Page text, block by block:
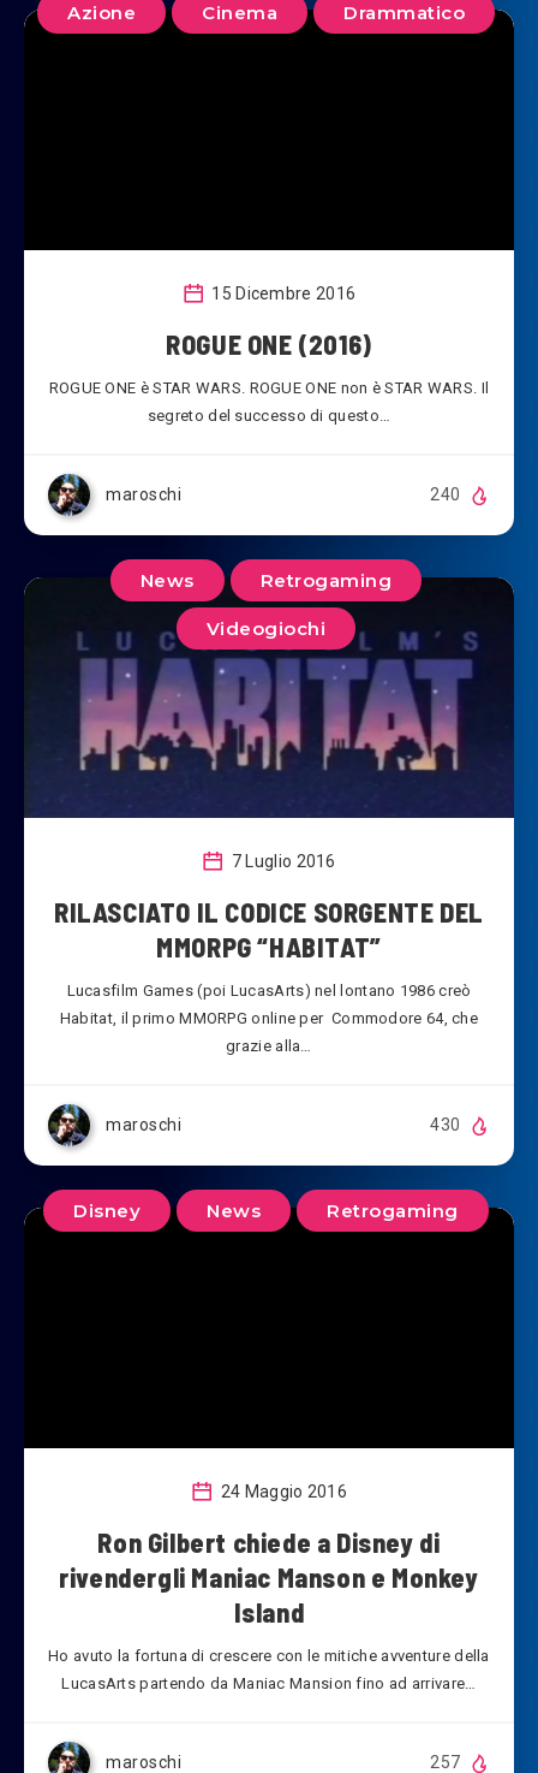
Azione Cinema Drammatico
15 Dicembre 2016
ROGUE ONE (2016)
ROGUE ONE è STAR WARS. ROGUE ONE non è STAR WARS. Il
segreto del successo di questo…
maroschi 240
News Retrogaming
Videogiochi
7 Luglio 2016
RILASCIATO IL CODICE SORGENTE DEL
MMORPG “HABITAT”
Lucasfilm Games (poi LucasArts) nel lontano 1986 creò
Habitat, il primo MMORPG online per Commodore 64, che
grazie alla…
maroschi 430
Disney News Retrogaming
24 Maggio 2016
Ron Gilbert chiede a Disney di
rivendergli Maniac Manson e Monkey
Island
Ho avuto la fortuna di crescere con le mitiche avventure della
LucasArts partendo da Maniac Mansion fino ad arrivare…
maroschi 257